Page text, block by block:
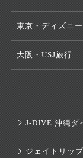
東京・ディズニ
大阪・USJ旅行
J-DIVE 沖縄ダ
ジェイトリッ